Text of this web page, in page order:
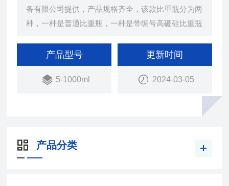
备有限公司提供，产品规格齐全，该款比重瓶分为两
种，一种是普通比重瓶，一种是带编号高硼硅比重瓶
产品型号
5-1000ml
更新时间
2024-03-05
产品分类